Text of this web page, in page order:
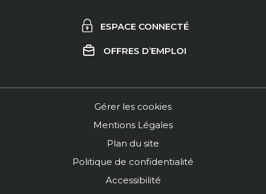
ESPACE CONNECTÉ
OFFRES D’EMPLOI
Gérer les cookies
Mentions Légales
Plan du site
Politique de confidentialité
Accessibilité